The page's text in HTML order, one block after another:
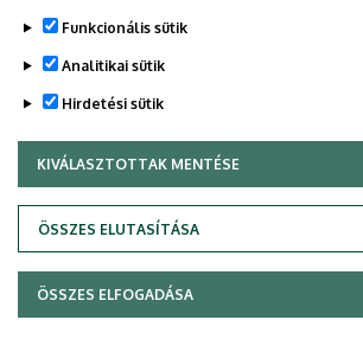
Adatvédelem
Copyright © 2026 Unideb
Funkcionális sütik
Analitikai sütik
Hirdetési sütik
KIVÁLASZTOTTAK MENTÉSE
ÖSSZES ELUTASÍTÁSA
WITHDRAW CONSENT
ÖSSZES ELFOGADÁSA